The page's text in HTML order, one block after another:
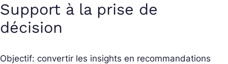
Support à la prise de
décision
Objectif: convertir les insights en recommandations